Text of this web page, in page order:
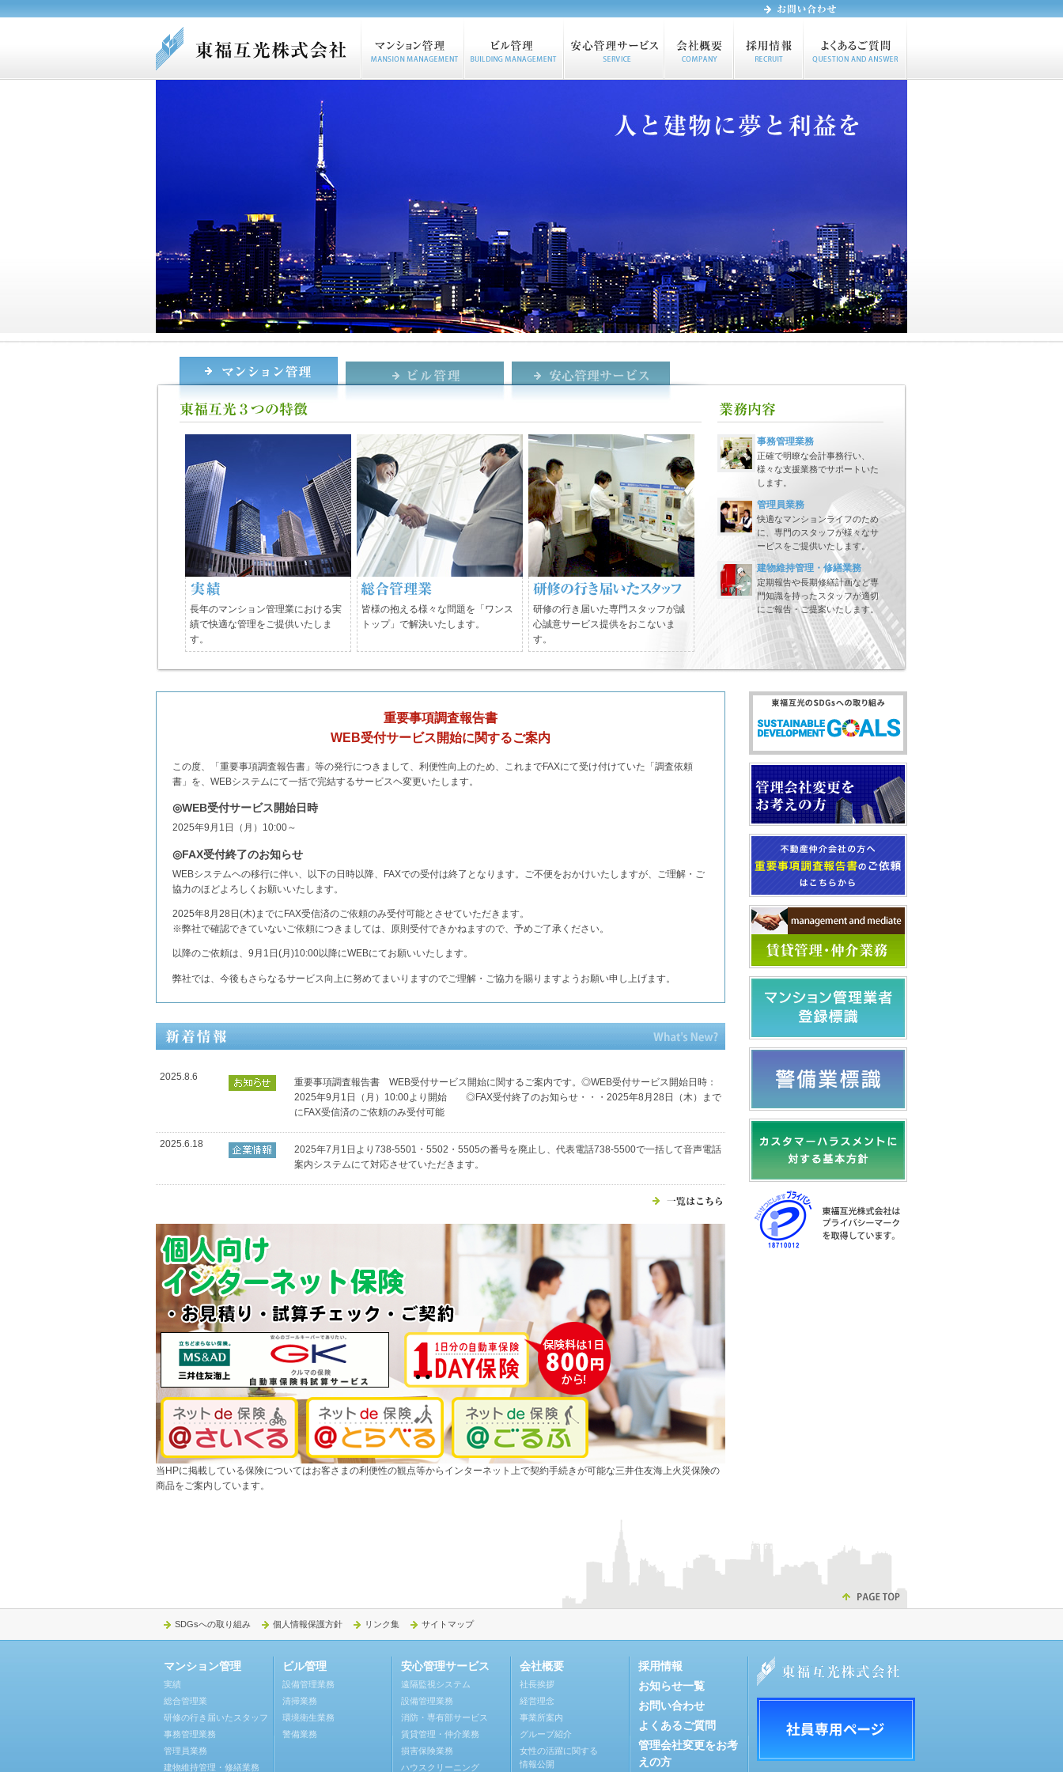
長年のマンション管理業における実
績で快適な管理をご提供いたしま
す。
皆様の抱える様々な問題を「ワンス
トップ」で解決いたします。
研修の行き届いた専門スタッフが誠
心誠意サービス提供をおこないま
す。
事務管理業務
正確で明瞭な会計事務行い、
様々な支援業務でサポートいた
します。
管理員業務
快適なマンションライフのため
に、専門のスタッフが様々なサ
ービスをご提供いたします。
建物維持管理・修繕業務
定期報告や長期修繕計画など専
門知識を持ったスタッフが適切
にご報告・ご提案いたします。
重要事項調査報告書
WEB受付サービス開始に関するご案内
この度、「重要事項調査報告書」等の発行につきまして、利便性向上のため、これまでFAXにて受け付けていた「調査依頼
書」を、WEBシステムにて一括で完結するサービスヘ変更いたします。
◎WEB受付サービス開始日時
2025年9月1日（月）10:00～
◎FAX受付終了のお知らせ
WEBシステムヘの移行に伴い、以下の日時以降、FAXでの受付は終了となります。ご不便をおかけいたしますが、ご理解・ご
協力のほどよろしくお願いいたします。
2025年8月28日(木)までにFAX受信済のご依頼のみ受付可能とさせていただきます。
※弊社で確認できていないご依頼につきましては、原則受付できかねますので、予めご了承ください。
以降のご依頼は、9月1日(月)10:00以降にWEBにてお願いいたします。
弊社では、今後もさらなるサービス向上に努めてまいりますのでご理解・ご協力を賜りますようお願い申し上げます。
2025.8.6
重要事項調査報告書 WEB受付サービス開始に関するご案内です。◎WEB受付サービス開始日時：
2025年9月1日（月）10:00より開始 ◎FAX受付終了のお知らせ・・・2025年8月28日（木）まで
にFAX受信済のご依頼のみ受付可能
2025.6.18
2025年7月1日より738-5501・5502・5505の番号を廃止し、代表電話738-5500で一括して音声電話
案内システムにて対応させていただきます。
当HPに掲載している保険についてはお客さまの利便性の観点等からインターネット上で契約手続きが可能な三井住友海上火災保険の
商品をご案内しています。
SDGsへの取り組み 個人情報保護方針 リンク集 サイトマップ
マンション管理
実績
総合管理業
研修の行き届いたスタッフ
事務管理業務
管理員業務
建物維持管理・修繕業務
ビル管理
設備管理業務
清掃業務
環境衛生業務
警備業務
安心管理サービス
遠隔監視システム
設備管理業務
消防・専有部サービス
賃貸管理・仲介業務
損害保険業務
ハウスクリーニング
会社概要
社長挨拶
経営理念
事業所案内
グループ紹介
女性の活躍に関する
情報公開
採用情報
お知らせ一覧
お問い合わせ
よくあるご質問
管理会社変更をお考
えの方